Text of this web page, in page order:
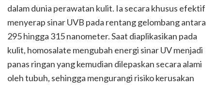
dalam dunia perawatan kulit. Ia secara khusus efektif
menyerap sinar UVB pada rentang gelombang antara
295 hingga 315 nanometer. Saat diaplikasikan pada
kulit, homosalate mengubah energi sinar UV menjadi
panas ringan yang kemudian dilepaskan secara alami
oleh tubuh, sehingga mengurangi risiko kerusakan